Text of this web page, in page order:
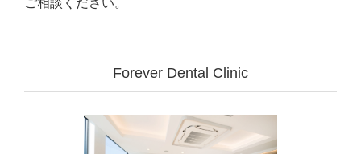
ご相談ください。
Forever Dental Clinic